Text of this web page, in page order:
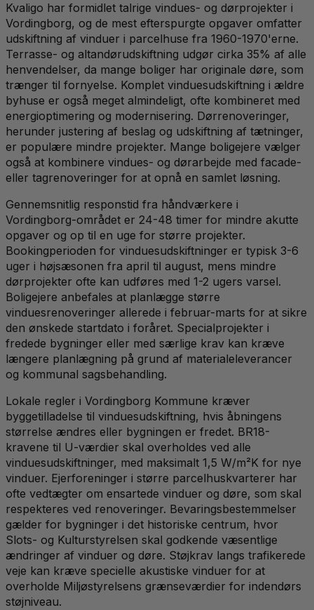
Kvaligo har formidlet talrige vindues- og dørprojekter i
Vordingborg, og de mest efterspurgte opgaver omfatter
udskiftning af vinduer i parcelhuse fra 1960-1970'erne.
Terrasse- og altandørudskiftning udgør cirka 35% af alle
henvendelser, da mange boliger har originale døre, som
trænger til fornyelse. Komplet vinduesudskiftning i ældre
byhuse er også meget almindeligt, ofte kombineret med
energioptimering og modernisering. Dørrenoveringer,
herunder justering af beslag og udskiftning af tætninger,
er populære mindre projekter. Mange boligejere vælger
også at kombinere vindues- og dørarbejde med facade-
eller tagrenoveringer for at opnå en samlet løsning.
Gennemsnitlig responstid fra håndværkere i
Vordingborg-området er 24-48 timer for mindre akutte
opgaver og op til en uge for større projekter.
Bookingperioden for vinduesudskiftninger er typisk 3-6
uger i højsæsonen fra april til august, mens mindre
dørprojekter ofte kan udføres med 1-2 ugers varsel.
Boligejere anbefales at planlægge større
vinduesrenoveringer allerede i februar-marts for at sikre
den ønskede startdato i foråret. Specialprojekter i
fredede bygninger eller med særlige krav kan kræve
længere planlægning på grund af materialeleverancer
og kommunal sagsbehandling.
Lokale regler i Vordingborg Kommune kræver
byggetilladelse til vinduesudskiftning, hvis åbningens
størrelse ændres eller bygningen er fredet. BR18-
kravene til U-værdier skal overholdes ved alle
vinduesudskiftninger, med maksimalt 1,5 W/m²K for nye
vinduer. Ejerforeninger i større parcelhuskvarterer har
ofte vedtægter om ensartede vinduer og døre, som skal
respekteres ved renoveringer. Bevaringsbestemmelser
gælder for bygninger i det historiske centrum, hvor
Slots- og Kulturstyrelsen skal godkende væsentlige
ændringer af vinduer og døre. Støjkrav langs trafikerede
veje kan kræve specielle akustiske vinduer for at
overholde Miljøstyrelsens grænseværdier for indendørs
støjniveau.